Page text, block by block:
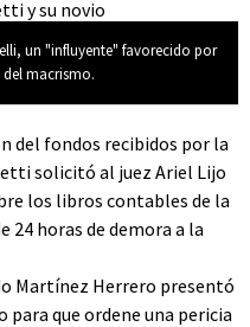
un "influyente" favorecido por
macrismo.
del fondos recibidos por la
solicitó al juez Ariel Lijo
los libros contables de la
24 horas de demora a la
Martínez Herrero presentó
que ordene una pericia